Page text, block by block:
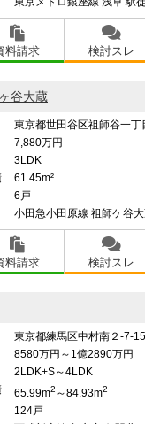
料請求 検討スレ
谷大蔵
東京都世田谷区祖師谷一丁
7,880万円
3LDK
61.45m²
6戸
小田急小田原線 祖師ケ谷
料請求 検討スレ
東京都練馬区中村南２-7-15
8580万円～1億2890万円
2LDK+S～4LDK
65.99m2 ～84.93m2
124戸